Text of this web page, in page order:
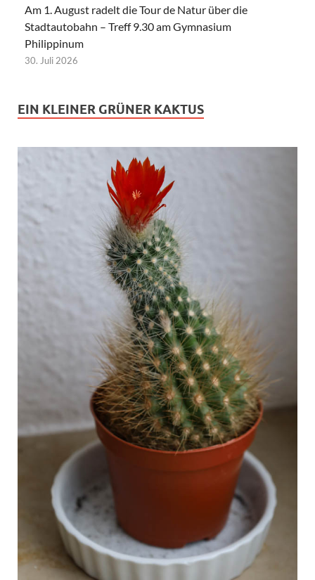
Am 1. August radelt die Tour de Natur über die
Stadtautobahn – Treff 9.30 am Gymnasium
Philippinum
30. Juli 2026
EIN KLEINER GRÜNER KAKTUS